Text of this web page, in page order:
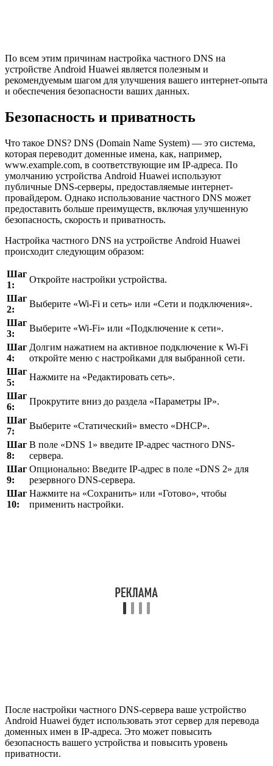
По всем этим причинам настройка частного DNS на
устройстве Android Huawei является полезным и
рекомендуемым шагом для улучшения вашего интернет-опыта
и обеспечения безопасности ваших данных.
Безопасность и приватность
Что такое DNS? DNS (Domain Name System) — это система,
которая переводит доменные имена, как, например,
www.example.com, в соответствующие им IP-адреса. По
умолчанию устройства Android Huawei используют
публичные DNS-серверы, предоставляемые интернет-
провайдером. Однако использование частного DNS может
предоставить больше преимуществ, включая улучшенную
безопасность, скорость и приватность.
Настройка частного DNS на устройстве Android Huawei
происходит следующим образом:
Шаг
1:
Откройте настройки устройства.
Шаг
2:
Выберите «Wi-Fi и сеть» или «Сети и подключения».
Шаг
3:
Выберите «Wi-Fi» или «Подключение к сети».
Шаг
4:
Долгим нажатием на активное подключение к Wi-Fi
откройте меню с настройками для выбранной сети.
Шаг
5:
Нажмите на «Редактировать сеть».
Шаг
6:
Прокрутите вниз до раздела «Параметры IP».
Шаг
7:
Выберите «Статический» вместо «DHCP».
Шаг
8:
В поле «DNS 1» введите IP-адрес частного DNS-
сервера.
Шаг
9:
Опционально: Введите IP-адрес в поле «DNS 2» для
резервного DNS-сервера.
Шаг
10:
Нажмите на «Сохранить» или «Готово», чтобы
применить настройки.
После настройки частного DNS-сервера ваше устройство
Android Huawei будет использовать этот сервер для перевода
доменных имен в IP-адреса. Это может повысить
безопасность вашего устройства и повысить уровень
приватности.